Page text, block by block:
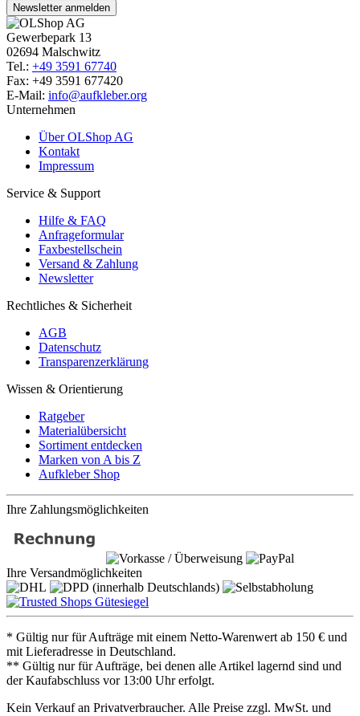
Newsletter anmelden
Gewerbepark 13
02694 Malschwitz
Tel.: +49 3591 67740
Fax: +49 3591 677420
E-Mail: info@aufkleber.org
Unternehmen
Über OLShop AG
Kontakt
Impressum
Service & Support
Hilfe & FAQ
Anfrageformular
Faxbestellschein
Versand & Zahlung
Newsletter
Rechtliches & Sicherheit
AGB
Datenschutz
Transparenzerklärung
Wissen & Orientierung
Ratgeber
Materialübersicht
Sortiment entdecken
Marken von A bis Z
Aufkleber Shop
Ihre Zahlungsmöglichkeiten
Ihre Versandmöglichkeiten
* Gültig nur für Aufträge mit einem Netto-Warenwert ab 150 € und
mit Lieferadresse in Deutschland.
** Gültig nur für Aufträge, bei denen alle Artikel lagernd sind und
der Kaufabschluss vor 13:00 Uhr erfolgt.
Kein Verkauf an Privatverbraucher. Alle Preise zzgl. MwSt. und